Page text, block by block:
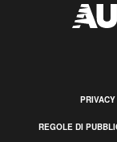
REGOLE DI